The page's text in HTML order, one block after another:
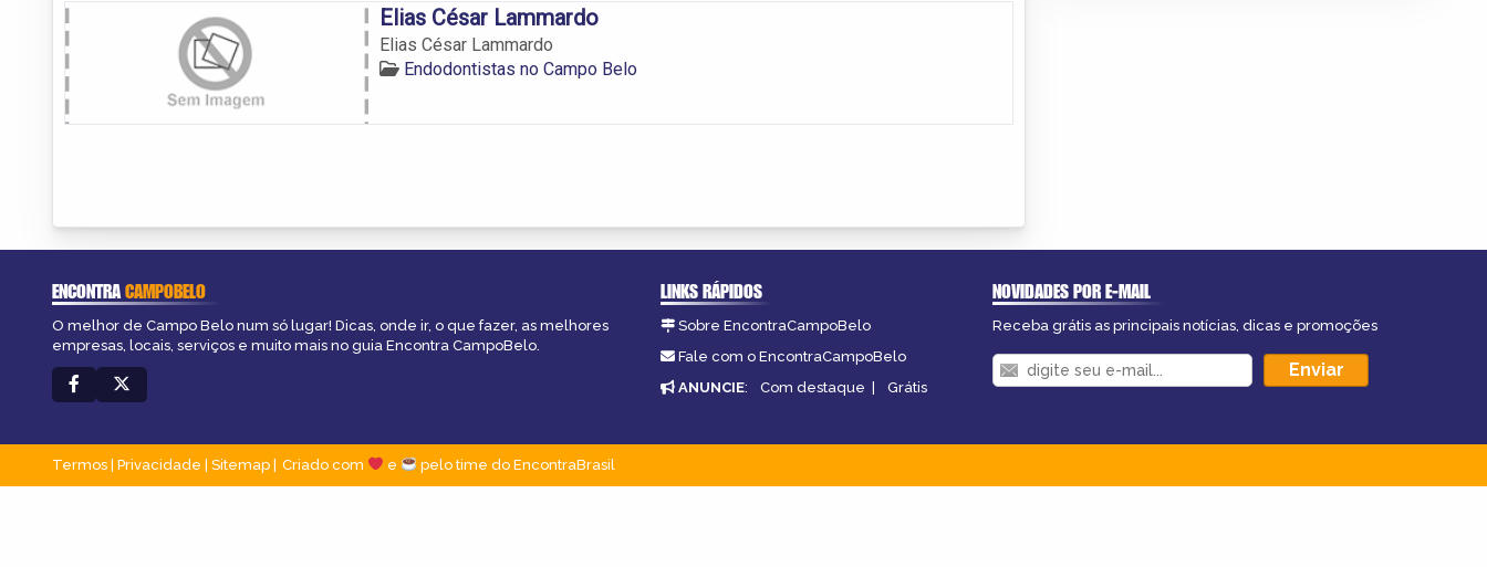
Elias César Lammardo
Elias César Lammardo
Endodontistas no Campo Belo
ENCONTRACAMPOBELO
O melhor de Campo Belo num só lugar! Dicas, onde ir, o que fazer, as melhores
empresas, locais, serviços e muito mais no guia Encontra CampoBelo.
LINKS RÁPIDOS
Sobre EncontraCampoBelo
Fale com o EncontraCampoBelo
ANUNCIE: Com destaque | Grátis
NOVIDADES POR E-MAIL
Receba grátis as principais notícias, dicas e promoções
Termos Privacidade Sitemap Criado com e pelo time do EncontraBrasil